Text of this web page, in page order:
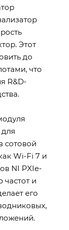
Этот
до
что
R&D-
сотовой
Wi-Fi 7 и
NI PXIe-
и
его